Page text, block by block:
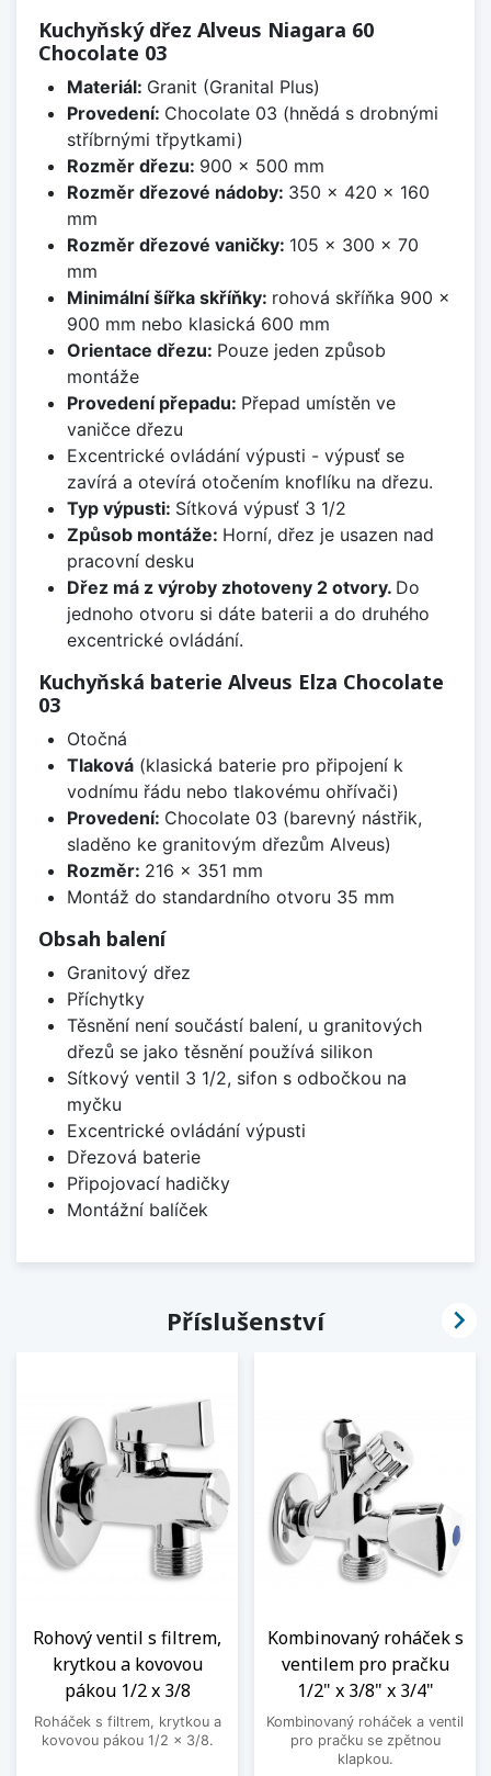
Kuchyňský dřez Alveus Niagara 60
Chocolate 03
Materiál: Granit (Granital Plus)
Provedení: Chocolate 03 (hnědá s drobnými
stříbrnými třpytkami)
Rozměr dřezu: 900 x 500 mm
Rozměr dřezové nádoby: 350 x 420 x 160
mm
Rozměr dřezové vaničky: 105 x 300 x 70
mm
Minimální šířka skříňky: rohová skříňka 900 x
900 mm nebo klasická 600 mm
Orientace dřezu: Pouze jeden způsob
montáže
Provedení přepadu: Přepad umístěn ve
vaničce dřezu
Excentrické ovládání výpusti - výpusť se
zavírá a otevírá otočením knoflíku na dřezu.
Typ výpusti: Sítková výpusť 3 1/2
Způsob montáže: Horní, dřez je usazen nad
pracovní desku
Dřez má z výroby zhotoveny 2 otvory. Do
jednoho otvoru si dáte baterii a do druhého
excentrické ovládání.
Kuchyňská baterie Alveus Elza Chocolate
03
Otočná
Tlaková(klasická baterie pro připojení k
vodnímu řádu nebo tlakovému ohřívači)
Provedení: Chocolate 03 (barevný nástřik,
sladěno ke granitovým dřezům Alveus)
Rozměr: 216 x 351 mm
Montáž do standardního otvoru 35 mm
Obsah balení
Granitový dřez
Příchytky
Těsnění není součástí balení, u granitových
dřezů se jako těsnění používá silikon
Sítkový ventil 3 1/2, sifon s odbočkou na
myčku
Excentrické ovládání výpusti
Dřezová baterie
Připojovací hadičky
Montážní balíček
Příslušenství
Rohový ventil s filtrem,
krytkou a kovovou
pákou 1/2 x 3/8
Roháček s filtrem, krytkou a
kovovou pákou 1/2 x 3/8.
Kombinovaný roháček s
ventilem pro pračku
1/2" x 3/8" x 3/4"
Kombinovaný roháček a ventil
pro pračku se zpětnou
klapkou.
